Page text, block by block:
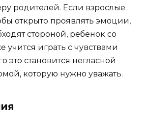
родителей. Если взрослые
открыто проявлять эмоции,
стороной, ребенок со
учится играть с чувствами
это становится негласной
которую нужно уважать.